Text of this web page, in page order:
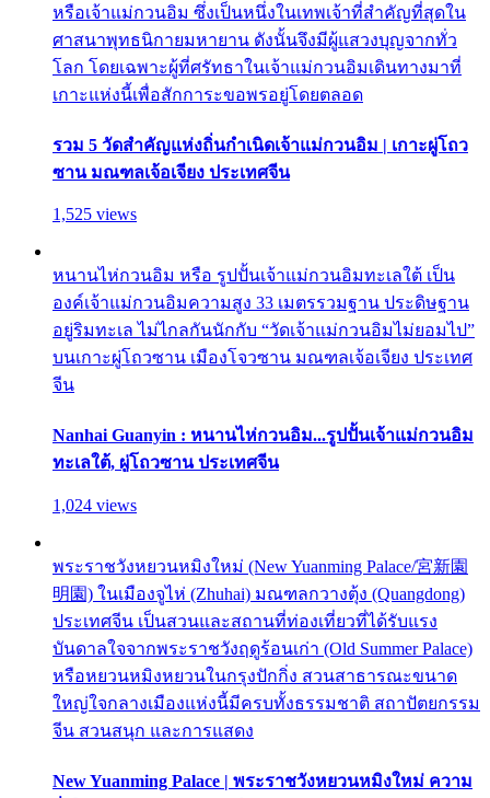
หรือเจ้าแม่กวนอิม ซึ่งเป็นหนึ่งในเทพเจ้าที่สำคัญที่สุดใน
ศาสนาพุทธนิกายมหายาน ดังนั้นจึงมีผู้แสวงบุญจากทั่ว
โลก โดยเฉพาะผู้ที่ศรัทธาในเจ้าแม่กวนอิมเดินทางมาที่
เกาะแห่งนี้เพื่อสักการะขอพรอยู่โดยตลอด
รวม 5 วัดสำคัญแห่งถิ่นกำเนิดเจ้าแม่กวนอิม | เกาะผู่โถว
ซาน มณฑลเจ้อเจียง ประเทศจีน
1,525 views
หนานไห่กวนอิม หรือ รูปปั้นเจ้าแม่กวนอิมทะเลใต้ เป็น
องค์เจ้าแม่กวนอิมความสูง 33 เมตรรวมฐาน ประดิษฐาน
อยู่ริมทะเล ไม่ไกลกันนักกับ “วัดเจ้าแม่กวนอิมไม่ยอมไป”
บนเกาะผู่โถวซาน เมืองโจวซาน มณฑลเจ้อเจียง ประเทศ
จีน
Nanhai Guanyin : หนานไห่กวนอิม...รูปปั้นเจ้าแม่กวนอิม
ทะเลใต้, ผู่โถวซาน ประเทศจีน
1,024 views
พระราชวังหยวนหมิงใหม่ (New Yuanming Palace/宮新園
明園) ในเมืองจูไห่ (Zhuhai) มณฑลกวางตุ้ง (Quangdong)
ประเทศจีน เป็นสวนและสถานที่ท่องเที่ยวที่ได้รับแรง
บันดาลใจจากพระราชวังฤดูร้อนเก่า (Old Summer Palace)
หรือหยวนหมิงหยวนในกรุงปักกิ่ง สวนสาธารณะขนาด
ใหญ่ใจกลางเมืองแห่งนี้มีครบทั้งธรรมชาติ สถาปัตยกรรม
จีน สวนสนุก และการแสดง
New Yuanming Palace | พระราชวังหยวนหมิงใหม่ ความ